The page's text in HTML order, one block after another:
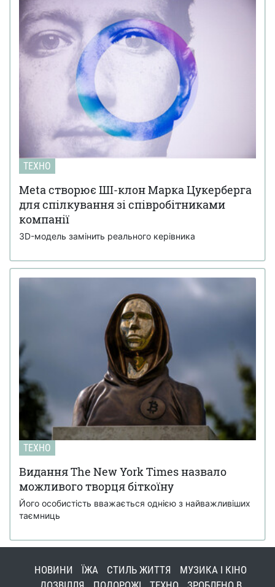
ТЕХНО
Meta створює ШІ-клон Марка Цукерберга
для спілкування зі співробітниками
компанії
3D-модель замінить реального керівника
ТЕХНО
Видання The New York Times назвало
можливого творця біткоїну
Його особистість вважається однією з найважливіших
таємниць
НОВИНИ ЇЖА СТИЛЬ ЖИТТЯ
МУЗИКА І КІНО